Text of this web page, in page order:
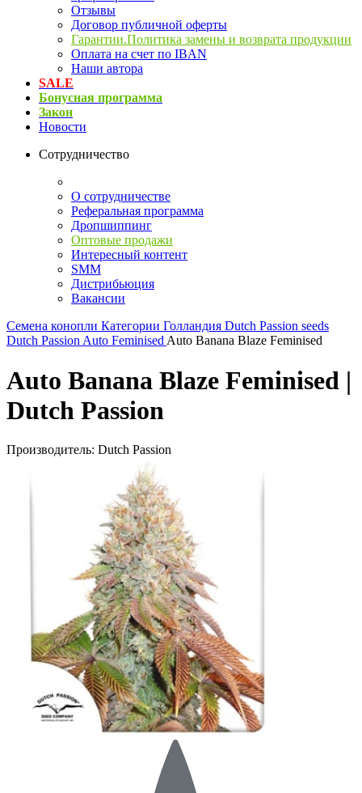
Отзывы
Договор публичной оферты
Гарантии.Политика замены и возврата продукции
Оплата на счет по IBAN
Наши автора
SALE
Бонусная программа
Закон
Новости
Сотрудничество
О сотрудничестве
Реферальная программа
Дропшиппинг
Оптовые продажи
Интересный контент
SMM
Дистрибьюция
Вакансии
Семена конопли Категории Голландия Dutch Passion seeds
Dutch Passion Auto Feminised Auto Banana Blaze Feminised
Auto Banana Blaze Feminised |
Dutch Passion
Производитель: Dutch Passion